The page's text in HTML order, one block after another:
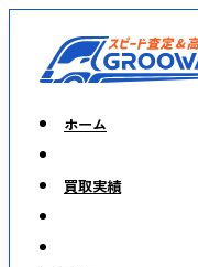
ホーム
買取実績